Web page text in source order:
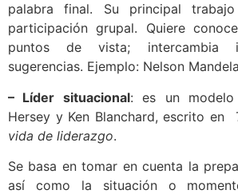
palabra final. Su principal
participación grupal. Quiere
puntos de vista; intercambia
sugerencias. Ejemplo: Nelson
– Líder situacional: es un
Hersey y Ken Blanchard, escrito en
vida de liderazgo.
Se basa en tomar en cuenta la
así como la situación o